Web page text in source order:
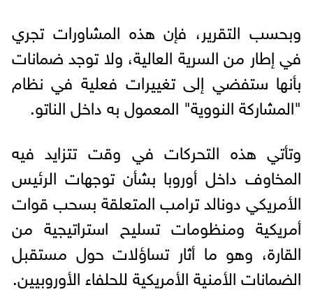
وبحسب التقرير، فإن هذه المشاورات تجري
في إطار من السرية العالية، ولا توجد ضمانات
بأنها ستفضي إلى تغييرات فعلية في نظام
"المشاركة النووية" المعمول به داخل الناتو.
وتأتي هذه التحركات في وقت تتزايد فيه
المخاوف داخل أوروبا بشأن توجهات الرئيس
الأمريكي دونالد ترامب المتعلقة بسحب قوات
أمريكية ومنظومات تسليح استراتيجية من
القارة، وهو ما أثار تساؤلات حول مستقبل
الضمانات الأمنية الأمريكية للحلفاء الأوروبيين.